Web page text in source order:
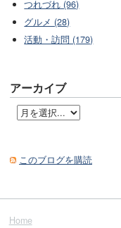
つれづれ (96)
グルメ (28)
活動・訪問 (179)
アーカイブ
このブログを購読
Home